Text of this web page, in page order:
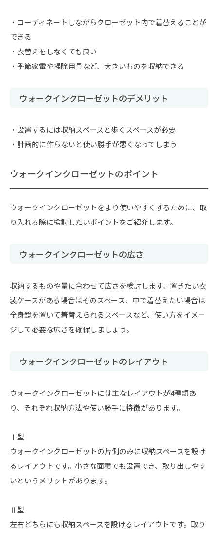
・コーディネートしながらクローゼット内で着替えることが
できる
・衣替えをしなくても良い
・季節家電や掃除用具など、大きいものを収納できる
ウォークインクローゼットのデメリット
・設置するには収納スペースと歩くスペースが必要
・計画的に作らないと使い勝手が悪くなってしまう
ウォークインクローゼットのポイント
ウォークインクローゼットをより使いやすくするために、取
り入れる際に検討したいポイントをご紹介します。
ウォークインクローゼットの広さ
収納するものや量に合わせて広さを検討します。置きたい衣
装ケースがある場合はそのスペース、中で着替えたい場合は
全身鏡を置いて着替えられるスペースなど、使い方をイメー
ジして必要な広さを確保しましょう。
ウォークインクローゼットのレイアウト
ウォークインクローゼットには主なレイアウトが4種類あ
り、それぞれ収納方法や使い勝手に特徴があります。
Ⅰ型
ウォークインクローゼットの片側のみに収納スペースを設け
るレイアウトです。小さな面積でも設置でき、取り出しやす
いというメリットがあります。
Ⅱ型
左右どちらにも収納スペースを設けるレイアウトです。取り